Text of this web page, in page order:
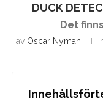
DUCK
Det
av Oscar Nyman